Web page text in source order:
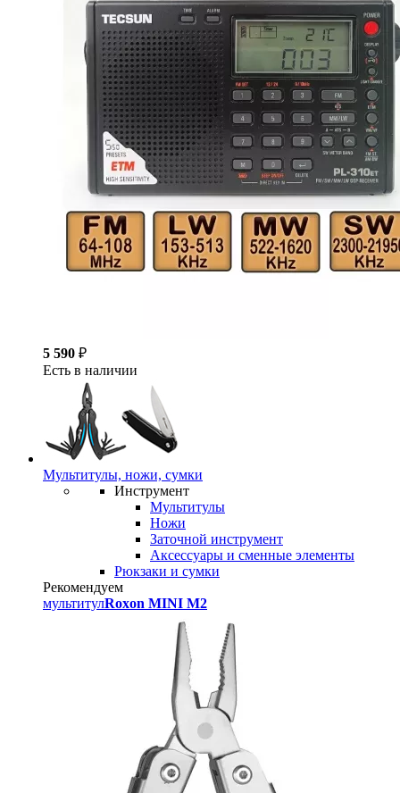
5 590 ₽
Есть в наличии
Мультитулы, ножи, сумки
Инструмент
Мультитулы
Ножи
Заточной инструмент
Аксессуары и сменные элементы
Рюкзаки и сумки
Рекомендуем
мультитулRoxon MINI M2